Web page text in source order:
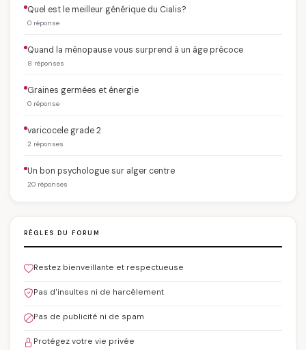
Quel est le meilleur générique du Cialis?
0 réponse
Quand la ménopause vous surprend à un âge précoce
8 réponses
Graines germées et énergie
0 réponse
varicocele grade 2
2 réponses
Un bon psychologue sur alger centre
20 réponses
RÈGLES DU FORUM
Restez bienveillante et respectueuse
Pas d'insultes ni de harcèlement
Pas de publicité ni de spam
Protégez votre vie privée